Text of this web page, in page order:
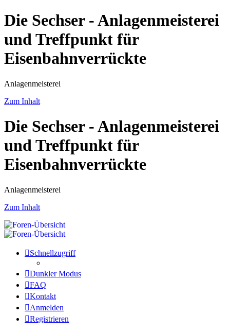
Die Sechser - Anlagenmeisterei
und Treffpunkt für
Eisenbahnverrückte
Anlagenmeisterei
Zum Inhalt
Die Sechser - Anlagenmeisterei
und Treffpunkt für
Eisenbahnverrückte
Anlagenmeisterei
Zum Inhalt
Schnellzugriff
Dunkler Modus
FAQ
Kontakt
Anmelden
Registrieren